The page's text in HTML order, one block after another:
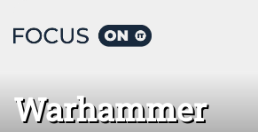
Home Warhammer
Warhammer